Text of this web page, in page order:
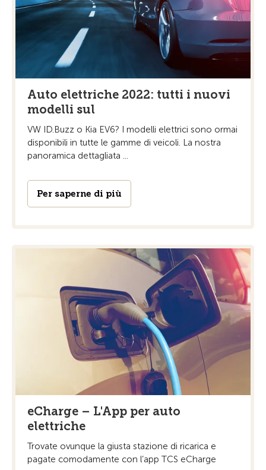
Auto elettriche 2022: tutti i nuovi
modelli sul
VW ID.Buzz o Kia EV6? I modelli elettrici sono ormai
disponibili in tutte le gamme di veicoli. La nostra
panoramica dettagliata ...
Per saperne di più
eCharge – L'App per auto
elettriche
Trovate ovunque la giusta stazione di ricarica e
pagate comodamente con l’app TCS eCharge